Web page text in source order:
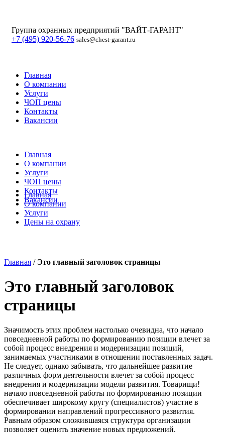
Группа охранных предприятий "ВАЙТ-ГАРАНТ"
+7 (495) 920-56-76 sales@chest-garant.ru
Главная
О компании
Услуги
ЧОП цены
Контакты
Вакансии
Главная
О компании
Услуги
ЧОП цены
Контакты
Вакансии
Главная
О компании
Услуги
Цены на охрану
Главная / Это главный заголовок страницы
Это главный заголовок
страницы
Значимость этих проблем настолько очевидна, что начало
повседневной работы по формированию позиции влечет за
собой процесс внедрения и модернизации позиций,
занимаемых участниками в отношении поставленных задач.
Не следует, однако забывать, что дальнейшее развитие
различных форм деятельности влечет за собой процесс
внедрения и модернизации модели развития. Товарищи!
начало повседневной работы по формированию позиции
обеспечивает широкому кругу (специалистов) участие в
формировании направлений прогрессивного развития.
Равным образом сложившаяся структура организации
позволяет оценить значение новых предложений.